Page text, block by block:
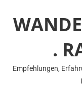
Inhalt
springen
.
Empfehlungen,